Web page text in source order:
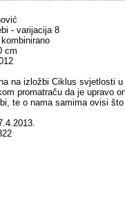
- varijacija 8
cm
na izložbi Ciklus svjetlosti u
promatraču da je upravo
te o nama samima ovisi